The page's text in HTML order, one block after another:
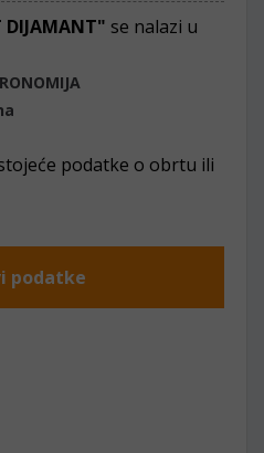
DIJAMANT" se nalazi u
podatke o obrtu ili
podatke